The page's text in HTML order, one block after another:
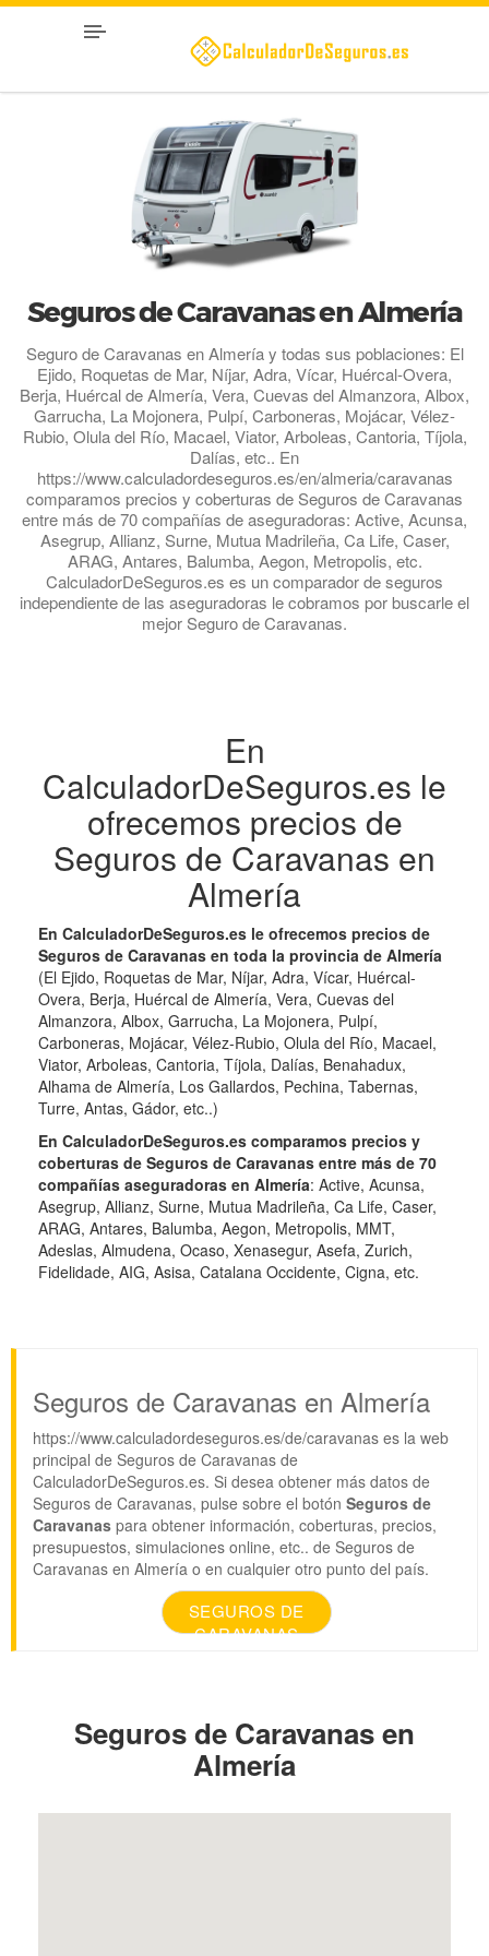
Seguros de Caravanas en Almería
Seguro de Caravanas en Almería y todas sus poblaciones: El
Ejido, Roquetas de Mar, Níjar, Adra, Vícar, Huércal-Overa,
Berja, Huércal de Almería, Vera, Cuevas del Almanzora, Albox,
Garrucha, La Mojonera, Pulpí, Carboneras, Mojácar, Vélez-
Rubio, Olula del Río, Macael, Viator, Arboleas, Cantoria, Tíjola,
Dalías, etc.. En
https://www.calculadordeseguros.es/en/almeria/caravanas
comparamos precios y coberturas de Seguros de Caravanas
entre más de 70 compañías de aseguradoras: Active, Acunsa,
Asegrup, Allianz, Surne, Mutua Madrileña, Ca Life, Caser,
ARAG, Antares, Balumba, Aegon, Metropolis, etc.
CalculadorDeSeguros.es es un comparador de seguros
independiente de las aseguradoras le cobramos por buscarle el
mejor Seguro de Caravanas.
En
CalculadorDeSeguros.es le
ofrecemos precios de
Seguros de Caravanas en
Almería
En CalculadorDeSeguros.es le ofrecemos precios de
Seguros de Caravanas en toda la provincia de Almería
(El Ejido, Roquetas de Mar, Níjar, Adra, Vícar, Huércal-
Overa, Berja, Huércal de Almería, Vera, Cuevas del
Almanzora, Albox, Garrucha, La Mojonera, Pulpí,
Carboneras, Mojácar, Vélez-Rubio, Olula del Río, Macael,
Viator, Arboleas, Cantoria, Tíjola, Dalías, Benahadux,
Alhama de Almería, Los Gallardos, Pechina, Tabernas,
Turre, Antas, Gádor, etc..)
En CalculadorDeSeguros.es comparamos precios y
coberturas de Seguros de Caravanas entre más de 70
compañías aseguradoras en Almería: Active, Acunsa,
Asegrup, Allianz, Surne, Mutua Madrileña, Ca Life, Caser,
ARAG, Antares, Balumba, Aegon, Metropolis, MMT,
Adeslas, Almudena, Ocaso, Xenasegur, Asefa, Zurich,
Fidelidade, AIG, Asisa, Catalana Occidente, Cigna, etc.
Seguros de Caravanas en Almería
https://www.calculadordeseguros.es/de/caravanas es la web
principal de Seguros de Caravanas de
CalculadorDeSeguros.es. Si desea obtener más datos de
Seguros de Caravanas, pulse sobre el botón Seguros de
Caravanas para obtener información, coberturas, precios,
presupuestos, simulaciones online, etc.. de Seguros de
Caravanas en Almería o en cualquier otro punto del país.
SEGUROS DE
CARAVANAS
Seguros de Caravanas en
Almería